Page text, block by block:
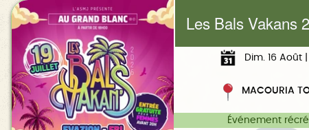
Les Bals Vakans
Dim. 16 Août |
MACOURIA
Événement